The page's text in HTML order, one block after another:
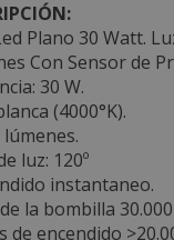
Plano 30 Watt.
Con Sensor de
30 W.
(4000°K).
lúmenes.
luz: 120º
instantaneo.
la bombilla
de encendido